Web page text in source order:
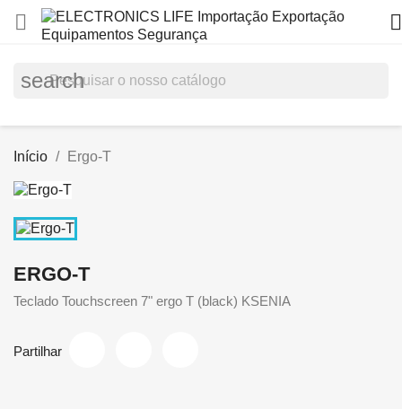
 
search
Início Ergo-T
ERGO-T
Teclado Touchscreen 7" ergo T (black) KSENIA
Partilhar